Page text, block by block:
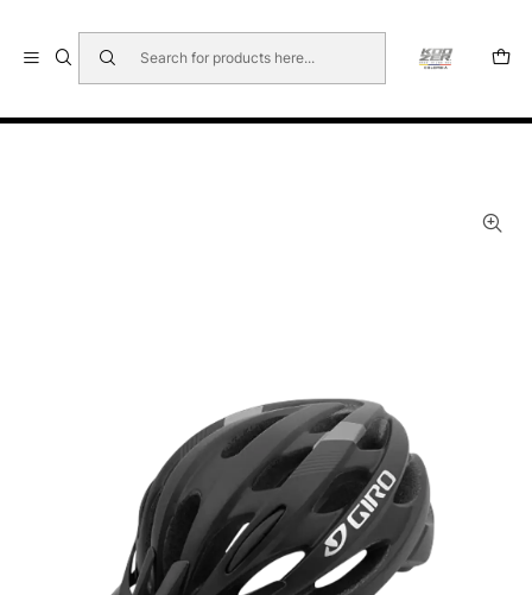
🇺🇸 🇧🇷 🇲🇽 🇦🇷 🇨🇱 🇵🇪 🇪🇨 🇨🇷 🇵🇦 🇧🇴 🇵🇾